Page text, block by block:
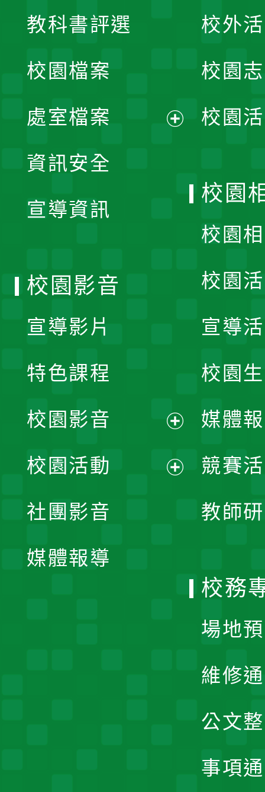
單
教科書評選
校園檔案
處室檔案
資訊安全
宣導資訊
校外
校園
校園
校園
校園
校園
宣導
校園
媒體
競賽
教師
校園影音
宣導影片
特色課程
校園影音
開
校園活動
社團影音
媒體報導
校務
場地
維修
公文
事項